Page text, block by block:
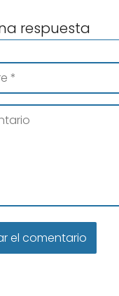
respuesta